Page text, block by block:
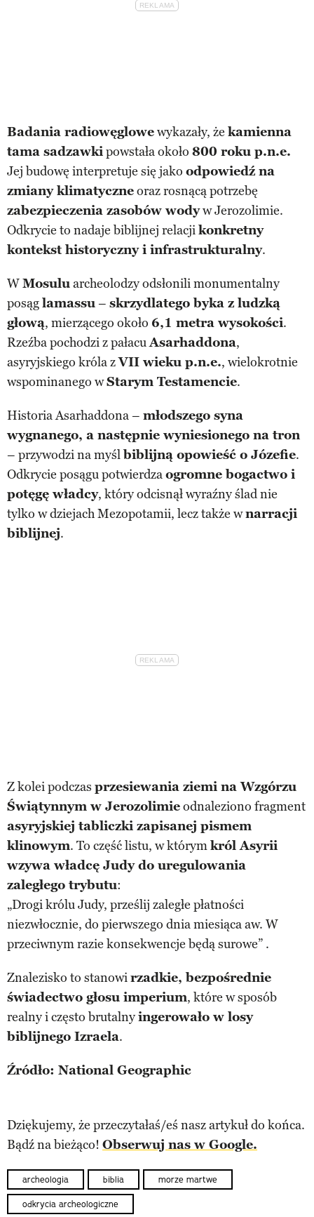
Badania radiowęglowewykazały, że kamienna
tama sadzawkipowstała około 800 roku p.n.e.
Jej budowę interpretuje się jako odpowiedź na
zmiany klimatyczneoraz rosnącą potrzebę
zabezpieczenia zasobów wodyw Jerozolimie.
Odkrycie to nadaje biblijnej relacjikonkretny
kontekst historyczny i infrastrukturalny.
WMosuluarcheolodzy odsłonili monumentalny
posąglamassu– skrzydlatego byka z ludzką
głową, mierzącego około 6,1 metra wysokości.
Rzeźba pochodzi z pałacuAsarhaddona,
asyryjskiego króla zVII wieku p.n.e., wielokrotnie
wspominanego wStarym Testamencie.
Historia Asarhaddona – młodszego syna
wygnanego, a następnie wyniesionego na tron
– przywodzi na myślbiblijną opowieść o Józefie.
Odkrycie posągu potwierdzaogromne bogactwo i
potęgę władcy, który odcisnął wyraźny ślad nie
tylko w dziejach Mezopotamii, lecz także wnarracji
biblijnej.
Z kolei podczas przesiewania ziemi na Wzgórzu
Świątynnym w Jerozolimieodnaleziono fragment
asyryjskiej tabliczki zapisanej pismem
klinowym. To część listu, w którymkról Asyrii
wzywa władcę Judy do uregulowania
zaległego trybutu:
„Drogi królu Judy, prześlij zaległe płatności
niezwłocznie, do pierwszego dnia miesiąca aw. W
przeciwnym razie konsekwencje będą surowe” .
Znalezisko to stanowirzadkie, bezpośrednie
świadectwo głosu imperium, które w sposób
realny i często brutalnyingerowało w losy
biblijnego Izraela.
Źródło: National Geographic
Dziękujemy, że przeczytałaś/eś nasz artykuł do końca.
Bądź na bieżąco! Obserwuj nas w Google.
archeologia biblia morze martwe
odkrycia archeologiczne